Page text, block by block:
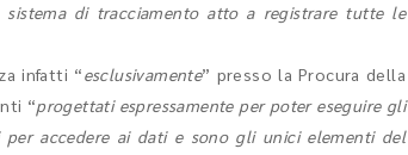
sistema di tracciamento atto a registrare tutte le
infatti “esclusivamente” presso la Procura della
“progettati espressamente per poter eseguire gli
accedere ai dati e sono gli unici elementi del